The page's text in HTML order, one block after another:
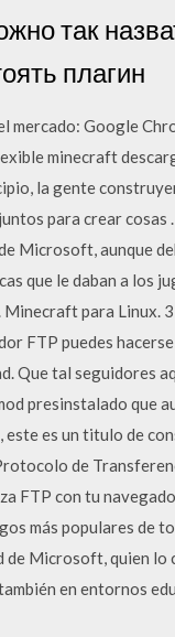
так
плагин
Google
minecraft
la gente
para crear cosas
Microsoft, aunque
que le daban a los
para Linux.
FTP puedes
Que tal seguidores
presinstalado que
es un titulo de
de
FTP con tu
más populares de
de Microsoft, quien lo
en entornos